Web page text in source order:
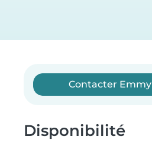
Contacter Emmy
Disponibilité